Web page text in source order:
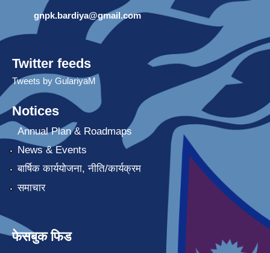
gnpk.bardiya@gmail.com
Twitter feeds
Tweets by GulariyaM
Notices
Annual Plan & Roadmaps
News & Events
बार्षिक कार्ययोजना, नीति/कार्यक्रम
समाचार
फेसबुक फिड